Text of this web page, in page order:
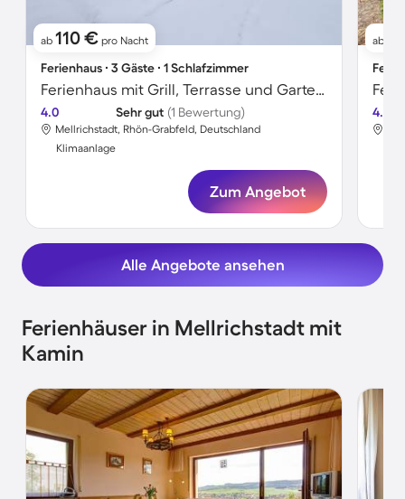
ab 110 € pro Nacht
Ferienhaus ∙ 3 Gäste ∙ 1 Schlafzimmer
Ferienhaus mit Grill, Terrasse und Garten | Bergblick
4.0 Sehr gut (1 Bewertung)
Mellrichstadt, Rhön-Grabfeld, Deutschland
Klimaanlage
Zum Angebot
ab
4.0
Alle Angebote ansehen
Ferienhäuser in Mellrichstadt mit
Kamin